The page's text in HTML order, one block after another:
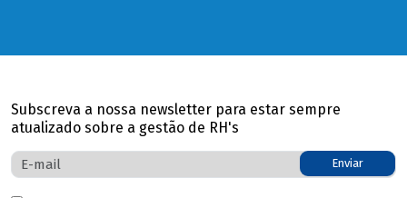
Subscreva a nossa newsletter para estar sempre
atualizado sobre a gestão de RH's
Enviar